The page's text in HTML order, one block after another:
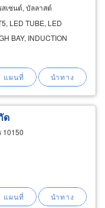
เซนต์, บัลลาสต์
LED TUBE, LED
BAY, INDUCTION
ด
10150